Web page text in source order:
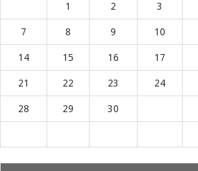
1 2 3
7 8 9 10
14 15 16 17
21 22 23 24
28 29 30